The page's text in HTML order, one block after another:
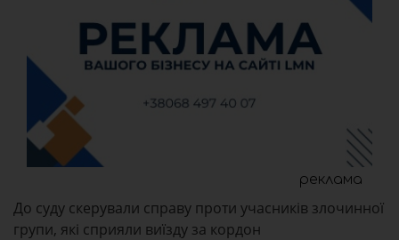
реклама
До суду скерували справу проти учасників злочинної
групи, які сприяли виїзду за кордон